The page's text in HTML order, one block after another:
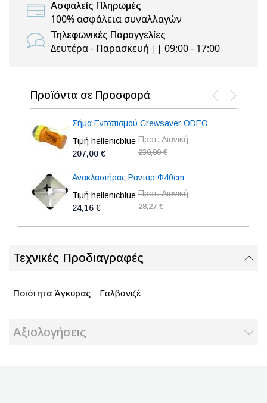
Ασφαλείς Πληρωμές
100% ασφάλεια συναλλαγών
Τηλεφωνικές Παραγγελίες
Δευτέρα - Παρασκευή || 09:00 - 17:00
Προϊόντα σε Προσφορά
Σήμα Εντοπισμού Crewsaver ODEO
Τιμή hellenicblue
207,00 €
Προτ. Λιανική
230,00 €
Ανακλαστήρας Ραντάρ Φ40cm
Τιμή hellenicblue
24,16 €
Προτ. Λιανική
28,27 €
Τεχνικές Προδιαγραφές
Γαλβανιζέ
Αξιολογήσεις